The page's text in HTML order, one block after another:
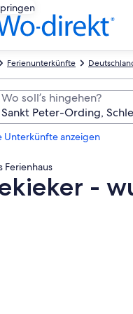
Ferienunterkünfte
Wo soll’s hingehen?
Unterkünfte anzeigen
Ferienhaus
-